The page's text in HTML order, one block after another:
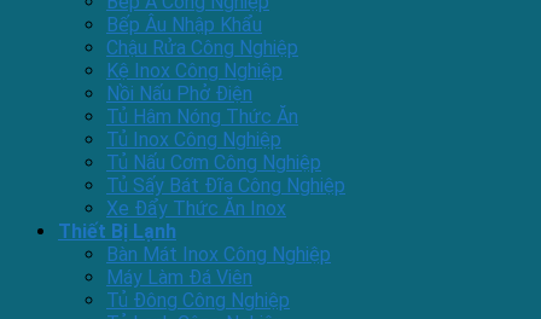
Bếp Âu Nhập Khẩu
Chậu Rửa Công Nghiệp
Kệ Inox Công Nghiệp
Nồi Nấu Phở Điện
Tủ Hâm Nóng Thức Ăn
Tủ Inox Công Nghiệp
Tủ Nấu Cơm Công Nghiệp
Tủ Sấy Bát Đĩa Công Nghiệp
Xe Đẩy Thức Ăn Inox
Thiết Bị Lạnh
Bàn Mát Inox Công Nghiệp
Máy Làm Đá Viên
Tủ Đông Công Nghiệp